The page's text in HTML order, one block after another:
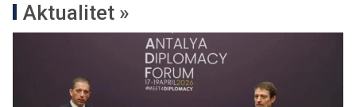
Aktualitet »